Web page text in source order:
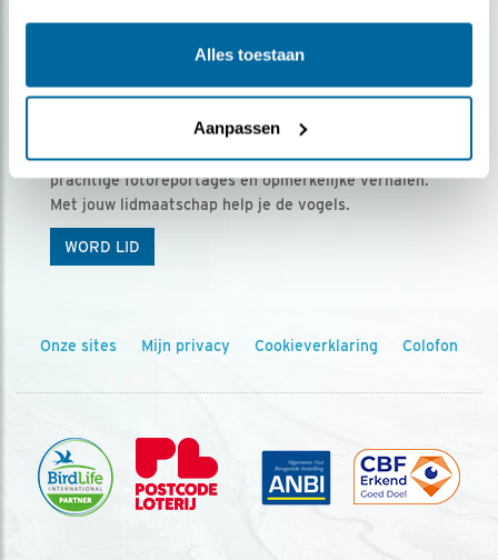
Alles toestaan
Aanpassen
Ontvang 5 x Vogels voor € 36,00 per jaar
Vogels is het tijdschrift voor onze leden, met
prachtige fotoreportages en opmerkelijke verhalen.
Met jouw lidmaatschap help je de vogels.
WORD LID
Onze sites Mijn privacy Cookieverklaring Colofon